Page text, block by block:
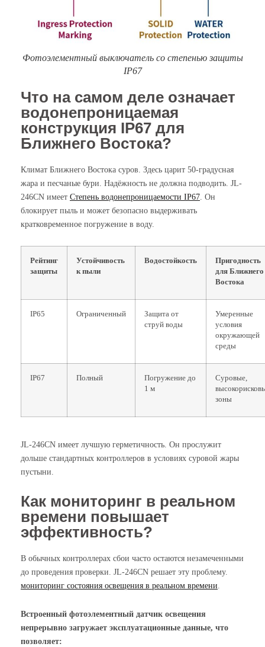
Фотоэлементный выключатель со степенью защиты
IP67
Что на самом деле означает
водонепроницаемая
конструкция IP67 для
Ближнего Востока?
Климат Ближнего Востока суров. Здесь царит 50-градусная
жара и песчаные бури. Надёжность не должна подводить. JL-
246CN имеет Степень водонепроницаемости IP67. Он
блокирует пыль и может безопасно выдерживать
кратковременное погружение в воду.
Рейтинг
защиты
Устойчивость
к пыли
Водостойкость
Пригодность
для Ближнего
Востока
IP65 Ограниченный
Защита от
струй воды
Умеренные
условия
окружающей
среды
IP67 Полный
Погружение до
1 м
Суровые,
зоны
JL-246CN имеет лучшую герметичность. Он прослужит
дольше стандартных контроллеров в условиях суровой жары
пустыни.
Как мониторинг в реальном
времени повышает
эффективность?
В обычных контроллерах сбои часто остаются незамеченными
до проведения проверки. JL-246CN решает эту проблему.
мониторинг состояния освещения в реальном времени.
Встроенный фотоэлементный датчик освещения
непрерывно загружает эксплуатационные данные, что
позволяет: